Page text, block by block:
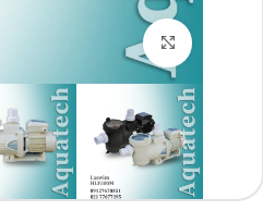
برای بزرگنمایی کلیک کنید